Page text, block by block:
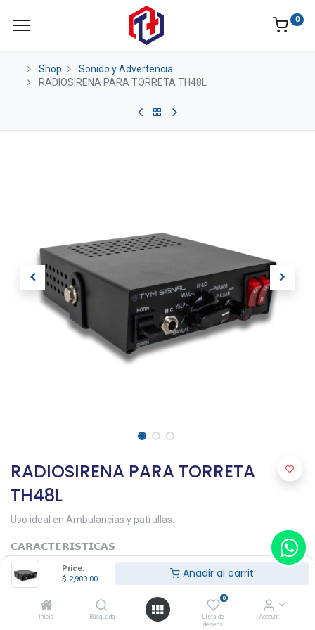
Price:
$ 2,900.00 Añadir al carrit
Inicio Búsqueda
0
Lista de
deseos
Account
0
Shop
Sonido y Advertencia
RADIOSIRENA PARA TORRETA TH48L
RADIOSIRENA PARA TORRETA
TH48L
Uso ideal en Ambulancias y patrullas.
𝗖𝗔𝗥𝗔𝗖𝗧𝗘𝗥𝗜𝗦𝗧𝗜𝗖𝗔𝗦
• Voltaje: 12V
• Potencia: 100W
• Impedancia: 8 Ohms
• Frecuencia de Tonos: 450 Hz – 1850Hz
• 8 Tonos: Yelp,Wail, Hi-lo, Phaser, pulsar, Horn y sirena